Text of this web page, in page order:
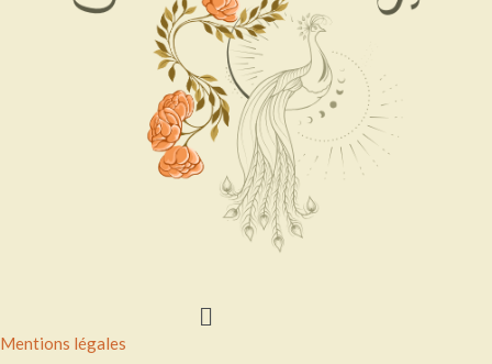
Menu
Mentions légales